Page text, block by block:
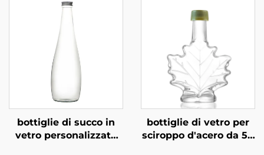
bottiglie di succo in
vetro personalizzate
bottiglie di vetro per
sciroppo d'acero da 50